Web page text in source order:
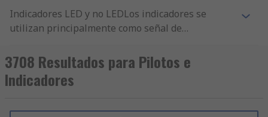
Indicadores LED y no LEDLos indicadores se
utilizan principalmente como señal de
y tipos para adaptarse a la aplicación en cuestión.
Los indicadores LED son los más comunes, debido
a su bajo consumo de energía y a su gran
indicadores incandescentes y de neón.No hay un
3708 Resultados para Pilotos e
Indicadores